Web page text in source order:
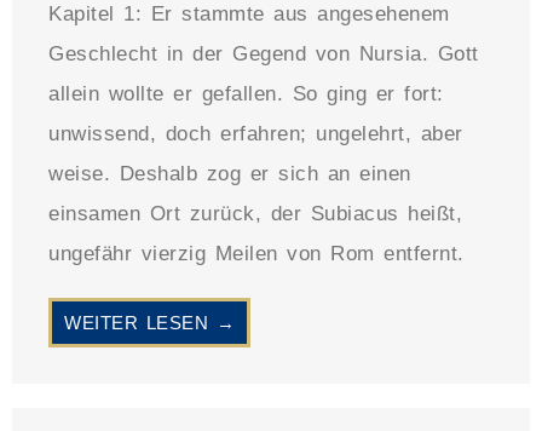
Kapitel 1: Er stammte aus angesehenem
Geschlecht in der Gegend von Nursia. Gott
allein wollte er gefallen. So ging er fort:
unwissend, doch erfahren; ungelehrt, aber
weise. Deshalb zog er sich an einen
einsamen Ort zurück, der Subiacus heißt,
ungefähr vierzig Meilen von Rom entfernt.
WEITER LESEN →